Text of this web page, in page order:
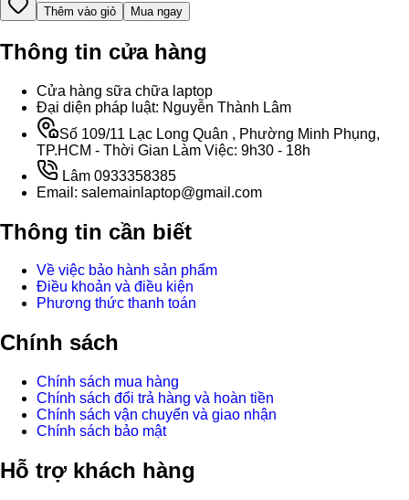
Thêm vào giỏ Mua ngay
Thông tin cửa hàng
Cửa hàng sữa chữa laptop
Đại diện pháp luật: Nguyễn Thành Lâm
Số 109/11 Lạc Long Quân , Phường Minh Phụng,
TP.HCM - Thời Gian Làm Việc: 9h30 - 18h
Lâm 0933358385
Email: salemainlaptop@gmail.com
Thông tin cần biết
Về việc bảo hành sản phẩm
Điều khoản và điều kiện
Phương thức thanh toán
Chính sách
Chính sách mua hàng
Chính sách đổi trả hàng và hoàn tiền
Chính sách vận chuyển và giao nhận
Chính sách bảo mật
Hỗ trợ khách hàng